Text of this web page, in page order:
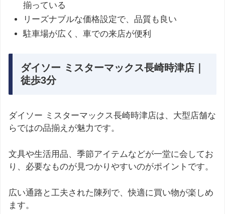
揃っている
リーズナブルな価格設定で、品質も良い
駐車場が広く、車での来店が便利
ダイソー ミスターマックス長崎時津店｜
徒歩3分
ダイソー ミスターマックス長崎時津店は、大型店舗な
らではの品揃えが魅力です。
文具や生活用品、季節アイテムなどが一堂に会してお
り、必要なものが見つかりやすいのがポイントです。
広い通路と工夫された陳列で、快適に買い物が楽しめ
ます。